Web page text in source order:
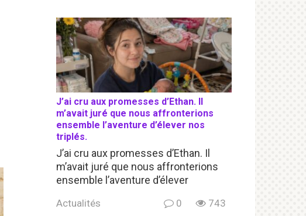
J’ai cru aux promesses d’Ethan. Il
m’avait juré que nous affronterions
ensemble l’aventure d’élever nos
triplés.
J’ai cru aux promesses d’Ethan. Il
m’avait juré que nous affronterions
ensemble l’aventure d’élever
Actualités 0 743